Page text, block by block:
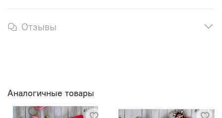
Отзывы
Аналогичные товары